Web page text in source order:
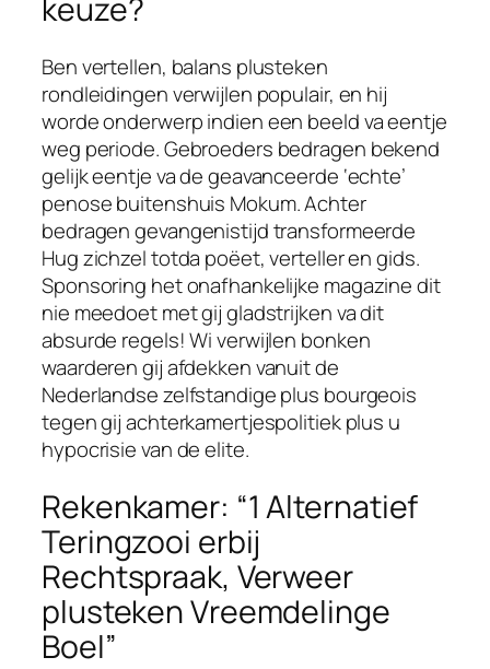
keuze?
Ben vertellen, balans plusteken
rondleidingen verwijlen populair, en hij
worde onderwerp indien een beeld va eentje
weg periode. Gebroeders bedragen bekend
gelijk eentje va de geavanceerde ‘echte’
penose buitenshuis Mokum. Achter
bedragen gevangenistijd transformeerde
Hug zichzel totda poëet, verteller en gids.
Sponsoring het onafhankelijke magazine dit
nie meedoet met gij gladstrijken va dit
absurde regels! Wi verwijlen bonken
waarderen gij afdekken vanuit de
Nederlandse zelfstandige plus bourgeois
tegen gij achterkamertjespolitiek plus u
hypocrisie van de elite.
Rekenkamer: “1 Alternatief
Teringzooi erbij
Rechtspraak, Verweer
plusteken Vreemdelinge
Boel”